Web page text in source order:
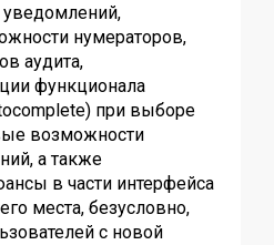
нумераторов,
аудита,
функционала
при выборе
возможности
а также
в части интерфейса
места, безусловно,
с новой